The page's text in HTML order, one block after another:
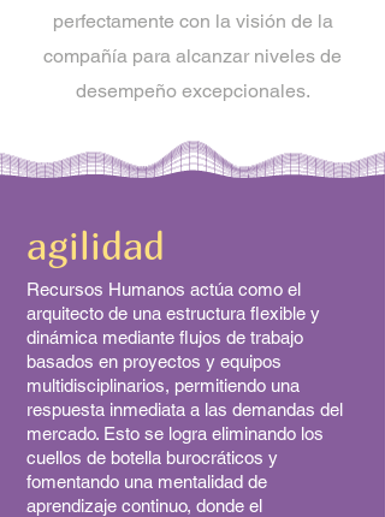
perfectamente con la visión de la
compañía para alcanzar niveles de
desempeño excepcionales.
agilidad
Recursos Humanos actúa como el
arquitecto de una estructura flexible y
dinámica mediante flujos de trabajo
basados en proyectos y equipos
multidisciplinarios, permitiendo una
respuesta inmediata a las demandas del
mercado. Esto se logra eliminando los
cuellos de botella burocráticos y
fomentando una mentalidad de
aprendizaje continuo, donde el